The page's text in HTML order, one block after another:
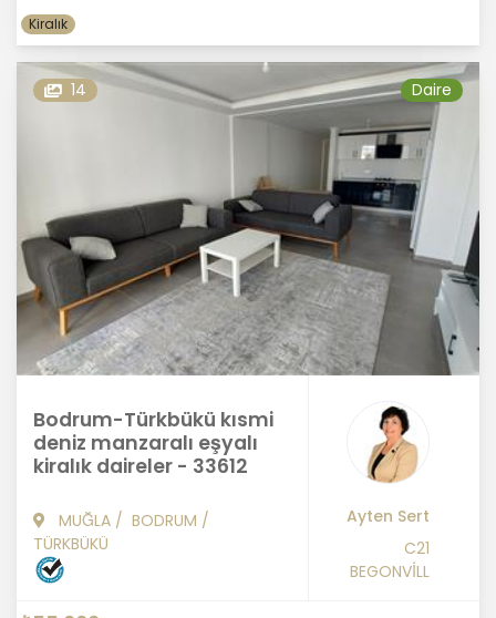
Kiralık
14 Daire
Bodrum-Türkbükü kısmi
deniz manzaralı eşyalı
kiralık daireler - 33612
MUĞLA / BODRUM /
TÜRKBÜKÜ
Ayten Sert
C21
BEGONVİLL